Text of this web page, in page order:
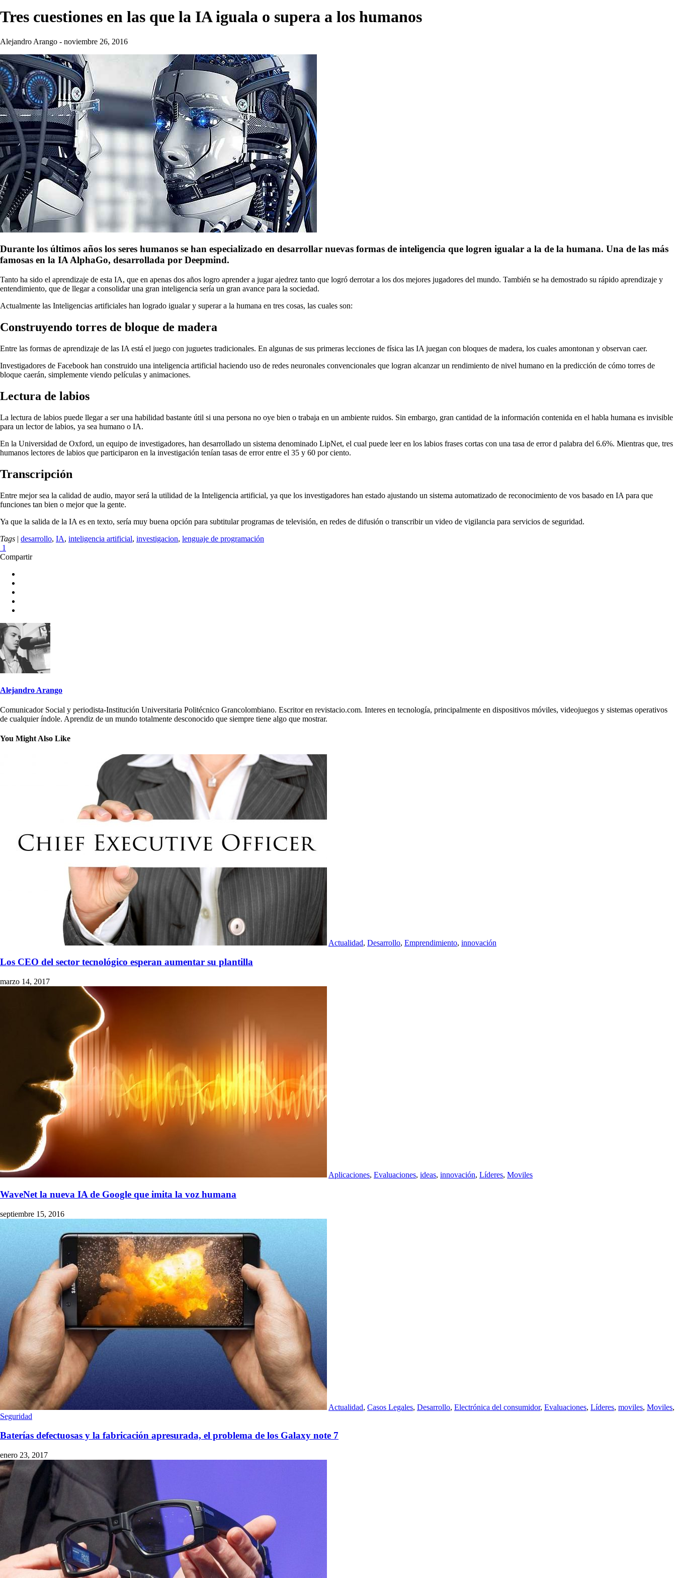
Tres cuestiones en las que la IA iguala o supera a los humanos
Alejandro Arango - noviembre 26, 2016
Durante los últimos años los seres humanos se han especializado en desarrollar nuevas formas de inteligencia que logren igualar a la de la humana. Una de las más
famosas en la IA AlphaGo, desarrollada por Deepmind.
Tanto ha sido el aprendizaje de esta IA, que en apenas dos años logro aprender a jugar ajedrez tanto que logró derrotar a los dos mejores jugadores del mundo. También se ha demostrado su rápido aprendizaje y
entendimiento, que de llegar a consolidar una gran inteligencia sería un gran avance para la sociedad.
Actualmente las Inteligencias artificiales han logrado igualar y superar a la humana en tres cosas, las cuales son:
Construyendo torres de bloque de madera
Entre las formas de aprendizaje de las IA está el juego con juguetes tradicionales. En algunas de sus primeras lecciones de física las IA juegan con bloques de madera, los cuales amontonan y observan caer.
Investigadores de Facebook han construido una inteligencia artificial haciendo uso de redes neuronales convencionales que logran alcanzar un rendimiento de nivel humano en la predicción de cómo torres de
bloque caerán, simplemente viendo películas y animaciones.
Lectura de labios
La lectura de labios puede llegar a ser una habilidad bastante útil si una persona no oye bien o trabaja en un ambiente ruidos. Sin embargo, gran cantidad de la información contenida en el habla humana es invisible
para un lector de labios, ya sea humano o IA.
En la Universidad de Oxford, un equipo de investigadores, han desarrollado un sistema denominado LipNet, el cual puede leer en los labios frases cortas con una tasa de error d palabra del 6.6%. Mientras que, tres
humanos lectores de labios que participaron en la investigación tenían tasas de error entre el 35 y 60 por ciento.
Transcripción
Entre mejor sea la calidad de audio, mayor será la utilidad de la Inteligencia artificial, ya que los investigadores han estado ajustando un sistema automatizado de reconocimiento de vos basado en IA para que
funciones tan bien o mejor que la gente.
Ya que la salida de la IA es en texto, sería muy buena opción para subtitular programas de televisión, en redes de difusión o transcribir un video de vigilancia para servicios de seguridad.
Tags | desarrollo, IA, inteligencia artificial, investigacion, lenguaje de programación
1
Compartir
Alejandro Arango
Comunicador Social y periodista-Institución Universitaria Politécnico Grancolombiano. Escritor en revistacio.com. Interes en tecnología, principalmente en dispositivos móviles, videojuegos y sistemas operativos
de cualquier índole. Aprendiz de un mundo totalmente desconocido que siempre tiene algo que mostrar.
You Might Also Like
Actualidad, Desarrollo, Emprendimiento, innovación
Los CEO del sector tecnológico esperan aumentar su plantilla
marzo 14, 2017
Aplicaciones, Evaluaciones, ideas, innovación, Líderes, Moviles
WaveNet la nueva IA de Google que imita la voz humana
septiembre 15, 2016
Actualidad, Casos Legales, Desarrollo, Electrónica del consumidor, Evaluaciones, Líderes, moviles, Moviles,
Seguridad
Baterías defectuosas y la fabricación apresurada, el problema de los Galaxy note 7
enero 23, 2017